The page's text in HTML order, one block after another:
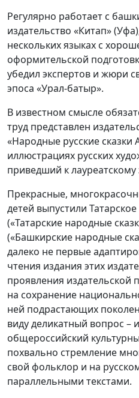
Регулярно работает с
издательство «Китап»
нескольких языках с
оформительской
убедил экспертов и жюри
эпоса «Урал-батыр».
В известном смысле
труд представлен
«Народные русские сказки
иллюстрациях русских
приведший к
Прекрасные,
детей выпустили
(«Татарские народные
(«Башкирские народные
далеко не первые
чтения издания этих
проявления издательской
на сохранение
ней подрастающих
виду деликатный вопрос –
общероссийский
похвально стремление
свой фольклор и на
параллельными текстами.